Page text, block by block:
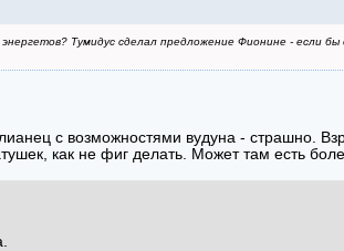
Тумидус сделал предложение Фионине - если бы
с возможностями вудуна - страшно.
как не фиг делать. Может там есть